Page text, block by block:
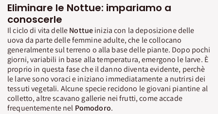
Eliminare le Nottue: impariamo a
conoscerle
Il ciclo di vita delleNottueinizia con la deposizione delle
uova da parte delle femmine adulte, che le collocano
generalmente sul terreno o alla base delle piante. Dopo pochi
giorni, variabili in base alla temperatura, emergono le larve. È
proprio in questa fase che il danno diventa evidente, perchè
le larve sono voraci e iniziano immediatamente a nutrirsi dei
tessuti vegetali. Alcune specie recidono le giovani piantine al
colletto, altre scavano gallerie nei frutti, come accade
frequentemente nel Pomodoro.